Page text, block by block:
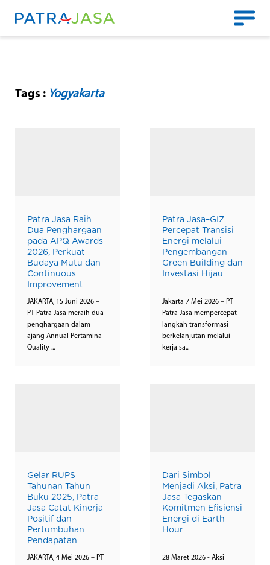
Tags : Yogyakarta
Patra Jasa Raih
Dua Penghargaan
pada APQ Awards
2026, Perkuat
Budaya Mutu dan
Continuous
Improvement
JAKARTA, 15 Juni 2026 –
PT Patra Jasa meraih dua
penghargaan dalam
ajang Annual Pertamina
Quality ...
Patra Jasa–GIZ
Percepat Transisi
Energi melalui
Pengembangan
Green Building dan
Investasi Hijau
Jakarta 7 Mei 2026 – PT
Patra Jasa mempercepat
langkah transformasi
berkelanjutan melalui
kerja sa...
Gelar RUPS
Tahunan Tahun
Buku 2025, Patra
Jasa Catat Kinerja
Positif dan
Pertumbuhan
Pendapatan
JAKARTA, 4 Mei 2026 – PT
Dari Simbol
Menjadi Aksi, Patra
Jasa Tegaskan
Komitmen Efisiensi
Energi di Earth
Hour
28 Maret 2026 - Aksi